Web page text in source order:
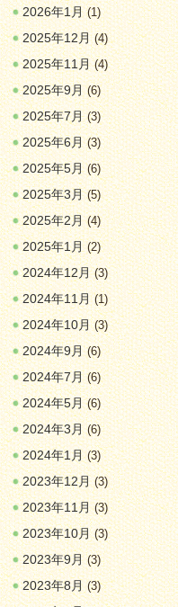
2026年1月(1)
2025年12月(4)
2025年11月(4)
2025年9月(6)
2025年7月(3)
2025年6月(3)
2025年5月(6)
2025年3月(5)
2025年2月(4)
2025年1月(2)
2024年12月(3)
2024年11月(1)
2024年10月(3)
2024年9月(6)
2024年7月(6)
2024年5月(6)
2024年3月(6)
2024年1月(3)
2023年12月(3)
2023年11月(3)
2023年10月(3)
2023年9月(3)
2023年8月(3)